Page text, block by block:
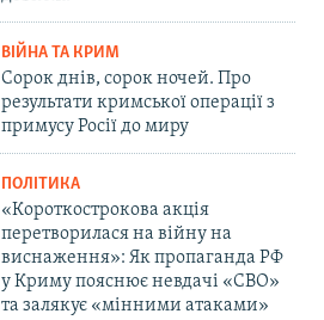
ВІЙНА ТА КРИМ
Сорок днів, сорок ночей. Про
результати кримської операції з
примусу Росії до миру
ПОЛІТИКА
«Короткострокова акція
перетворилася на війну на
виснаження»: Як пропаганда РФ
у Криму пояснює невдачі «СВО»
та залякує «мінними атаками»